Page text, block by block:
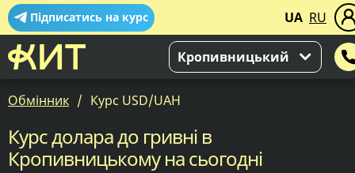
Підписатись на курс UA RU
Кропивницький
Обмінник Курс USD/UAH
Курс долара до гривні в
Кропивницькому на сьогодні